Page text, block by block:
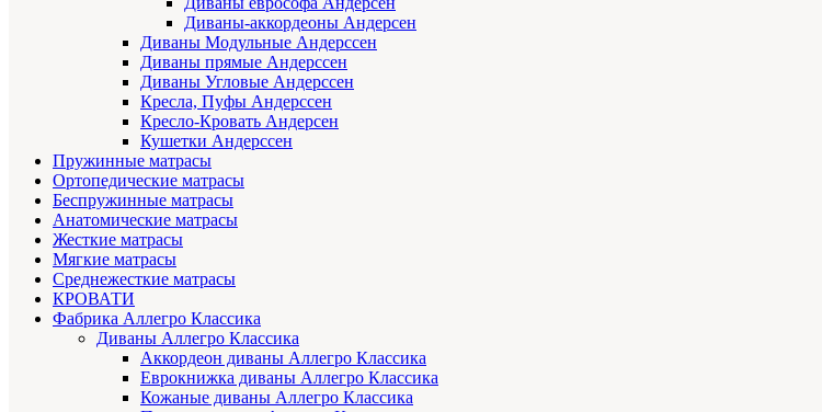
Диваны-аккордеоны Андерсен
Диваны Модульные Андерссен
Диваны прямые Андерссен
Диваны Угловые Андерссен
Кресла, Пуфы Андерссен
Кресло-Кровать Андерсен
Кушетки Андерссен
Пружинные матрасы
Ортопедические матрасы
Беспружинные матрасы
Анатомические матрасы
Жесткие матрасы
Мягкие матрасы
Среднежесткие матрасы
КРОВАТИ
Фабрика Аллегро Классика
Диваны Аллегро Классика
Аккордеон диваны Аллегро Классика
Еврокнижка диваны Аллегро Классика
Кожаные диваны Аллегро Классика